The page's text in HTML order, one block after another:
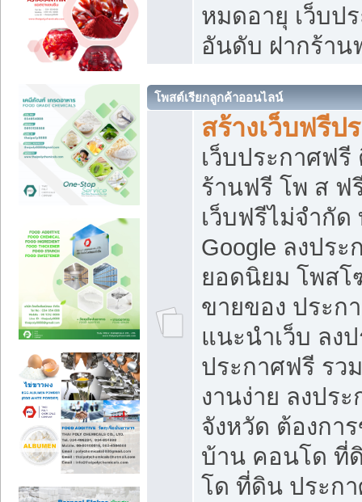
หมดอายุ เว็บป
อันดับ ฝากร้าน
โพสต์เรียกลูกค้าออนไลน์
สร้างเว็บฟรีป
เว็บประกาศฟ
ร้านฟรี โพ ส ฟ
เว็บฟรีไม่จำกัด
Google ลงประ
ยอดนิยม โพส
ขายของ ประก
แนะนำเว็บ ลง
ประกาศฟรี รว
งานง่าย ลงปร
จังหวัด ต้องกา
บ้าน คอนโด ที่
โด ที่ดิน ประก